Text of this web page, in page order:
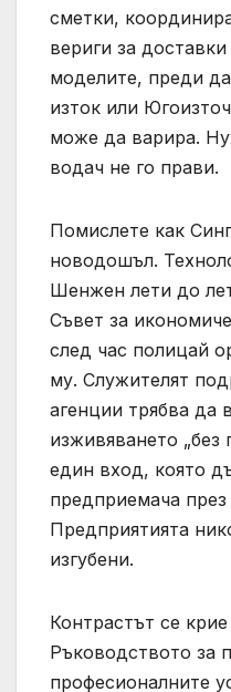
сметки,
вериги за
моделите, преди
изток или
може да варира.
водач не го прави.
Помислете как
новодошъл.
Шенжен лети до
Съвет за
след час полицай
му. Служителят
агенции трябва да
изживяването „без
един вход, която
предприемача през
Предприятията
изгубени.
Контрастът се
Ръководството за
професионалните